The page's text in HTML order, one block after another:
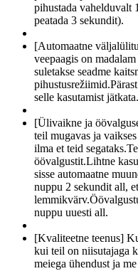
pihustada vahelduvalt
peatada 3 sekundit).
[Automaatne
veepaagis on
suletakse seadme
selle kasutamist jätkata.
[Ülivaikne ja
teil mugavas ja
ilma et teid
öövalgustit.Lihtne
sisse automaatne
nuppu 2 sekundit all,
nuppu uuesti all.
[Kvaliteetne teenus]
kui teil on niisutajaga
meiega ühendust ja